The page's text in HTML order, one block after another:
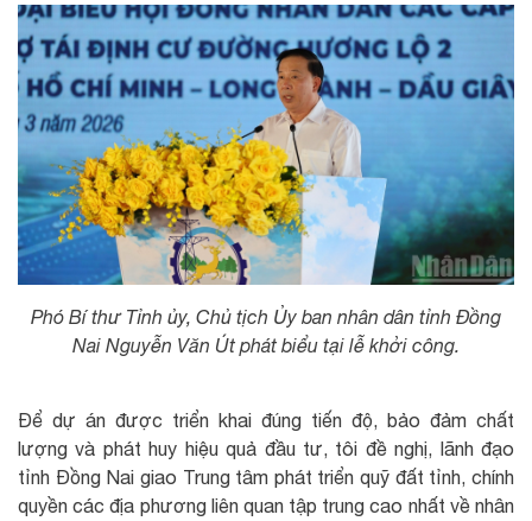
Phó Bí thư Tỉnh ủy, Chủ tịch Ủy ban nhân dân tỉnh Đồng
Nai Nguyễn Văn Út phát biểu tại lễ khởi công.
Để dự án được triển khai đúng tiến độ, bảo đảm chất
lượng và phát huy hiệu quả đầu tư, tôi đề nghị, lãnh đạo
tỉnh Đồng Nai giao Trung tâm phát triển quỹ đất tỉnh, chính
quyền các địa phương liên quan tập trung cao nhất về nhân